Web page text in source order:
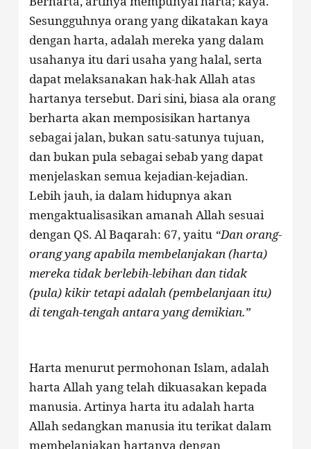
Sesungguhnya orang yang dikatakan kaya
dengan harta, adalah mereka yang dalam
usahanya itu dari usaha yang halal, serta
dapat melaksanakan hak-hak Allah atas
hartanya tersebut. Dari sini, biasa ala orang
berharta akan memposisikan hartanya
sebagai jalan, bukan satu-satunya tujuan,
dan bukan pula sebagai sebab yang dapat
menjelaskan semua kejadian-kejadian.
Lebih jauh, ia dalam hidupnya akan
mengaktualisasikan amanah Allah sesuai
dengan QS. Al Baqarah: 67, yaitu “Dan orang-
orang yang apabila membelanjakan (harta)
mereka tidak berlebih-lebihan dan tidak
(pula) kikir tetapi adalah (pembelanjaan itu)
di tengah-tengah antara yang demikian.”
Harta menurut permohonan Islam, adalah
harta Allah yang telah dikuasakan kepada
manusia. Artinya harta itu adalah harta
Allah sedangkan manusia itu terikat dalam
membelanjakan hartanya dengan